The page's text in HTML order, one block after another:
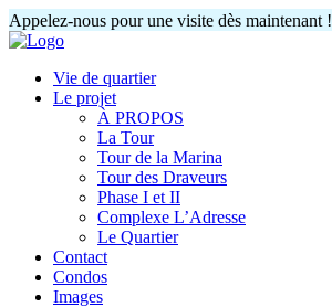
Appelez-nous pour une visite dès maintenant !
Vie de quartier
Le projet
À PROPOS
La Tour
Tour de la Marina
Tour des Draveurs
Phase I et II
Complexe L’Adresse
Le Quartier
Contact
Condos
Images